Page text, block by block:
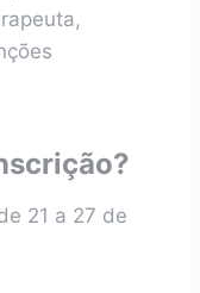
21 a 27 de